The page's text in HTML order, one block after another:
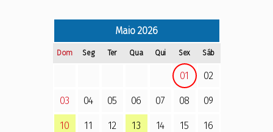
Maio2026
Dom Seg Ter Qua Qui Sex Sáb
01 02
03 04 05 06 07 08 09
10 11 12 13 14 15 16